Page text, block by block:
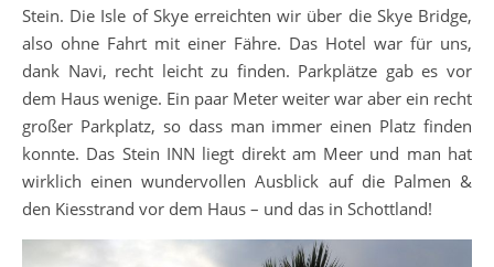
Stein. Die Isle of Skye erreichten wir über die Skye Bridge,
also ohne Fahrt mit einer Fähre. Das Hotel war für uns,
dank Navi, recht leicht zu finden. Parkplätze gab es vor
dem Haus wenige. Ein paar Meter weiter war aber ein recht
großer Parkplatz, so dass man immer einen Platz finden
konnte. Das Stein INN liegt direkt am Meer und man hat
wirklich einen wundervollen Ausblick auf die Palmen &
den Kiesstrand vor dem Haus – und das in Schottland!